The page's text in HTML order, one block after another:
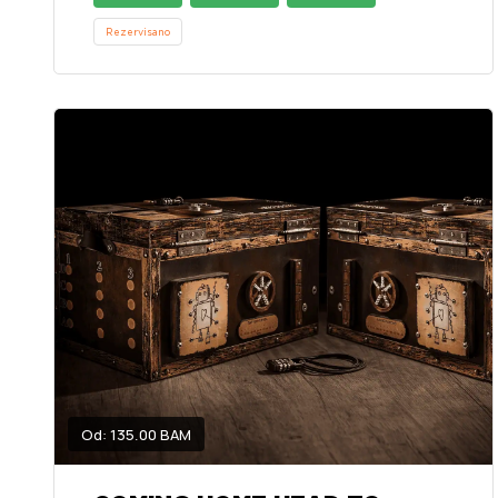
Rezervisano
Od: 135.00 BAM